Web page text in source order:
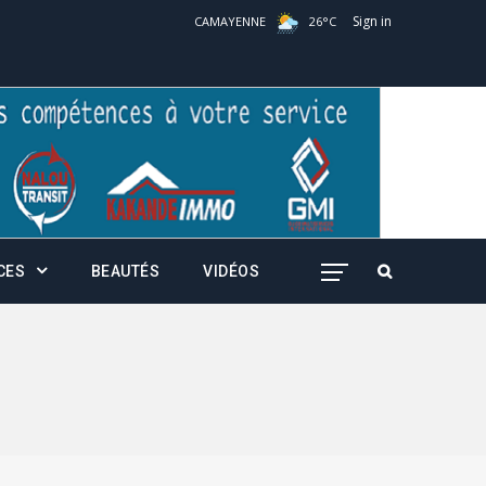
CAMAYENNE 26°C Sign in
BEAUTÉS VIDÉOS